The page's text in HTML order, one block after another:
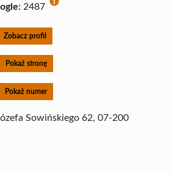
2487
Zobacz profil
Pokaż stronę
Pokaż numer
Sowińskiego 62, 07-200